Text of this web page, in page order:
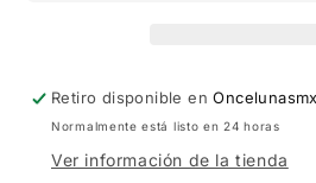
Retiro disponible enOncelunasmx
Normalmente está listo en 24 horas
Ver información de la tienda